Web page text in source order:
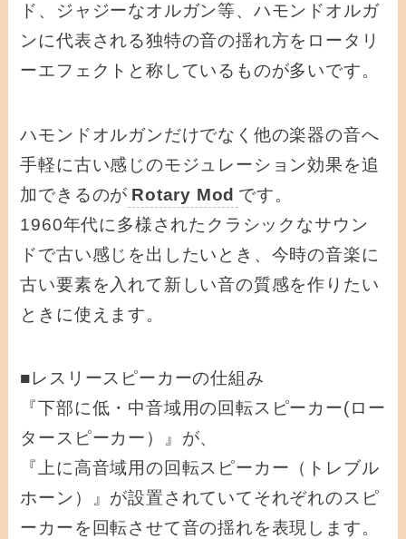
ド、ジャジーなオルガン等、ハモンドオルガ
ンに代表される独特の音の揺れ方をロータリ
ーエフェクトと称しているものが多いです。
ハモンドオルガンだけでなく他の楽器の音へ
手軽に古い感じのモジュレーション効果を追
加できるのが Rotary Mod です。
1960年代に多様されたクラシックなサウン
ドで古い感じを出したいとき、今時の音楽に
古い要素を入れて新しい音の質感を作りたい
ときに使えます。
■レスリースピーカーの仕組み
『下部に低・中音域用の回転スピーカー(ロー
タースピーカー）』が、
『上に高音域用の回転スピーカー（トレブル
ホーン）』が設置されていてそれぞれのスピ
ーカーを回転させて音の揺れを表現します。